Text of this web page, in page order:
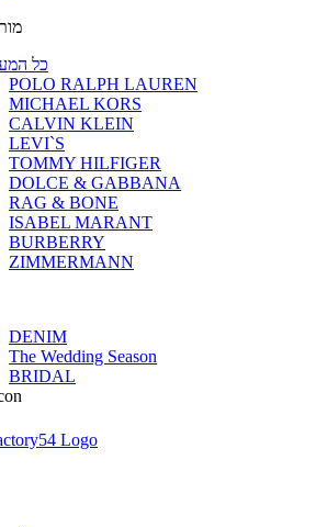
כל
POLO RALPH LAUREN
MICHAEL KORS
CALVIN KLEIN
LEVI`S
TOMMY HILFIGER
DOLCE & GABBANA
RAG & BONE
ISABEL MARANT
BURBERRY
ZIMMERMANN
DENIM
The Wedding Season
BRIDAL